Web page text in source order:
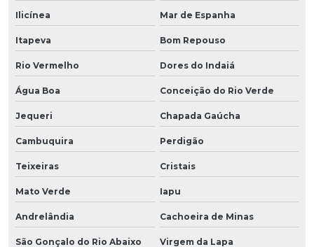
Ilicínea Mar de Espanha
Itapeva Bom Repouso
Rio Vermelho Dores do Indaiá
Água Boa Conceição do Rio Verde
Jequeri Chapada Gaúcha
Cambuquira Perdigão
Teixeiras Cristais
Mato Verde Iapu
Andrelândia Cachoeira de Minas
São Gonçalo do Rio Abaixo Virgem da Lapa